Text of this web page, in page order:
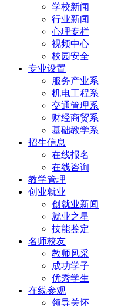
学校新闻
行业新闻
心理专栏
视频中心
校园安全
专业设置
服务产业系
机电工程系
交通管理系
财经商贸系
基础教学系
招生信息
在线报名
在线咨询
教学管理
创业就业
创就业新闻
就业之星
技能鉴定
名师校友
教师风采
成功学子
优秀学生
在线参观
领导关怀